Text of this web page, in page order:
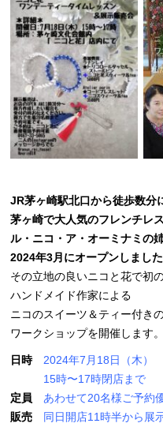
JR茅ヶ崎駅北口から徒歩数分
茅ヶ崎で大人気のフレンチレ
ル・ニコ・ア・オーミナミの
2024年3月にオープンしました
その立地の良いニコと花で初
ハンドメイド作家による
ニコのスイーツ＆ティー付き
ワークショップを開催します。
日時
2024年7月18日（木）
15時〜17時閉店まで
定員
あわせて20名様ご予約
販売
同日開店11時半から展